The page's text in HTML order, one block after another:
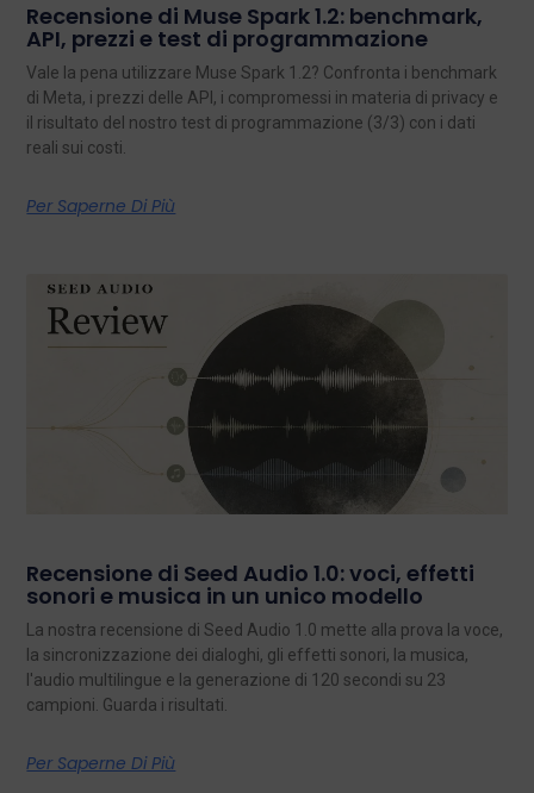
Recensione di Muse Spark 1.2: benchmark,
API, prezzi e test di programmazione
Vale la pena utilizzare Muse Spark 1.2? Confronta i benchmark
di Meta, i prezzi delle API, i compromessi in materia di privacy e
il risultato del nostro test di programmazione (3/3) con i dati
reali sui costi.
Per Saperne Di Più
Recensione di Seed Audio 1.0: voci, effetti
sonori e musica in un unico modello
La nostra recensione di Seed Audio 1.0 mette alla prova la voce,
la sincronizzazione dei dialoghi, gli effetti sonori, la musica,
l'audio multilingue e la generazione di 120 secondi su 23
campioni. Guarda i risultati.
Per Saperne Di Più